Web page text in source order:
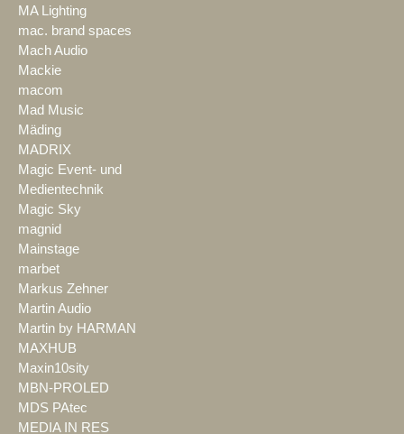
MA Lighting
mac. brand spaces
Mach Audio
Mackie
macom
Mad Music
Mäding
MADRIX
Magic Event- und
Medientechnik
Magic Sky
magnid
Mainstage
marbet
Markus Zehner
Martin Audio
Martin by HARMAN
MAXHUB
Maxin10sity
MBN-PROLED
MDS PAtec
MEDIA IN RES